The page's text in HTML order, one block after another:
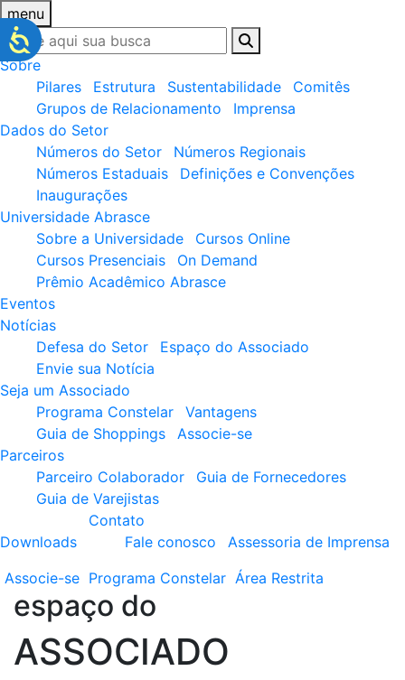
menu
Sobre
Pilares
Estrutura Sustentabilidade
Comitês
Grupos de Relacionamento
Imprensa
Dados do Setor
Números do Setor
Números Regionais
Números Estaduais
Definições e Convenções
Inaugurações
Universidade Abrasce
Sobre a Universidade
Cursos Online
Cursos Presenciais
On Demand
Prêmio Acadêmico Abrasce
Eventos
Notícias
Defesa do Setor
Espaço do Associado
Envie sua Notícia
Seja um Associado
Programa Constelar
Vantagens
Guia de Shoppings
Associe-se
Parceiros
Parceiro Colaborador
Guia de Fornecedores
Guia de Varejistas
Downloads
Contato
Fale conosco
Assessoria de Imprensa
Associe-se Programa Constelar Área Restrita
espaço do
ASSOCIADO